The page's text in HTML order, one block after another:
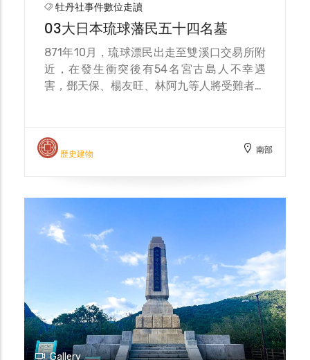
牡丹社事件數位走讀
03大日本琉球藩民五十四名墓
871年10月，琉球漂民出走至雙溪口交易所附
近，在發生衝突後有54名宮古島人不幸遇
害，鄧天保、楊友旺、林阿九等人將受難者遺
出要為遇害的琉球漂民立碑。西鄉從道於牡丹
社事件後撤軍時，將遺骸設墓合葬至統埔（今
有石牆環繞，墓碑以花崗石製成，刻有「大日
本琉球藩民五十四名墓」，背後有西鄉從道之
撰文，墳墓前方有高1尺寬9寸的紅瓦嵌入，
銘刻有「經理人林阿九之子林椪獅承祀、埋葬
人楊友旺林阿九張眉婆統帶統 眾人等」文
字。2010年，屏東縣政府依據文化資產保存
法公告登錄為歷史建築，為牡丹社事件重要歷
史遺跡。
歷史建物 南部
Gallery